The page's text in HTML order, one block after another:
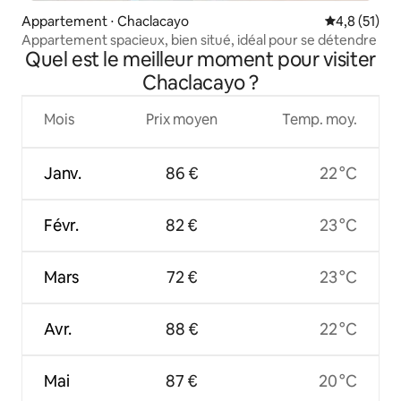
Appartement ⋅ Chaclacayo Évaluation
4,8 (51)
Appartement spacieux, bien situé, idéal pour se détendre
Quel est le meilleur moment pour visiter
Chaclacayo ?
Mois
Janv.
Févr.
Mars
Avr.
Mai
Prix moyen
86 €
82 €
72 €
88 €
87 €
Temp. moy.
22 °C
23 °C
23 °C
22 °C
20 °C